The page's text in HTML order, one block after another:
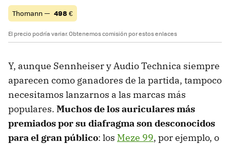
Thomann — 498 €
El precio podría variar. Obtenemos comisión por estos enlaces
Y, aunque Sennheiser y Audio Technica siempre
aparecen como ganadores de la partida, tampoco
necesitamos lanzarnos a las marcas más
populares. Muchos de los auriculares más
premiados por su diafragma son desconocidos
para el gran público: los Meze 99, por ejemplo, o